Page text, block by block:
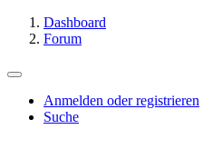
Dashboard
Forum
Anmelden oder registrieren
Suche